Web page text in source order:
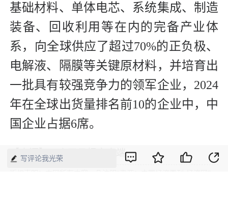
基础材料、单体电芯、系统集成、制造
装备、回收利用等在内的完备产业体
系，向全球供应了超过70%的正负极、
电解液、隔膜等关键原材料，并培育出
一批具有较强竞争力的领军企业，2024
年在全球出货量排名前10的企业中，中
国企业占据6席。
【来源】：人民日报客户端
写评论我光荣